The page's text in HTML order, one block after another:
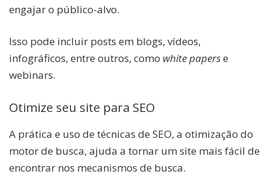
engajar o público-alvo.
Isso pode incluir posts em blogs, vídeos,
infográficos, entre outros, como white paperse
webinars.
Otimize seu site para SEO
A prática e uso de técnicas de SEO, a otimização do
motor de busca, ajuda a tornar um site mais fácil de
encontrar nos mecanismos de busca.